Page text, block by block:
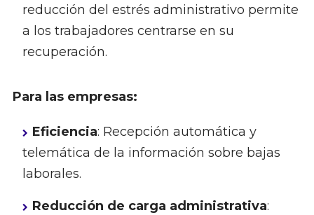
reducción del estrés administrativo permite
a los trabajadores centrarse en su
recuperación.
Para las empresas:
Eficiencia: Recepción automática y
telemática de la información sobre bajas
laborales.
Reducción de carga administrativa: